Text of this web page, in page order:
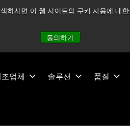
시면 이 웹 사이트의 쿠키 사용에 대
동의하기
있으며, 모든 서비스는 정상적으로
업체 솔루션 품질